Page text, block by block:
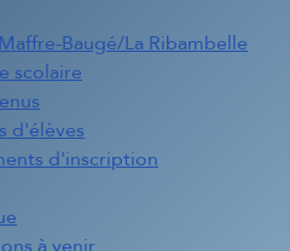
Baugé/La Ribambelle
scolaire
d'élèves
d'inscription